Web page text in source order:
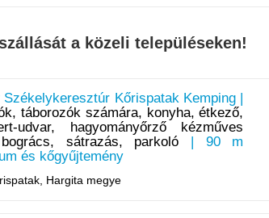
a közeli településeken!
Kőrispatak Kemping |
táborozók számára, konyha, étkező,
udvar, hagyományőrző kézműves
sátrazás, parkoló | 90 m
és kőgyűjtemény
Hargita megye